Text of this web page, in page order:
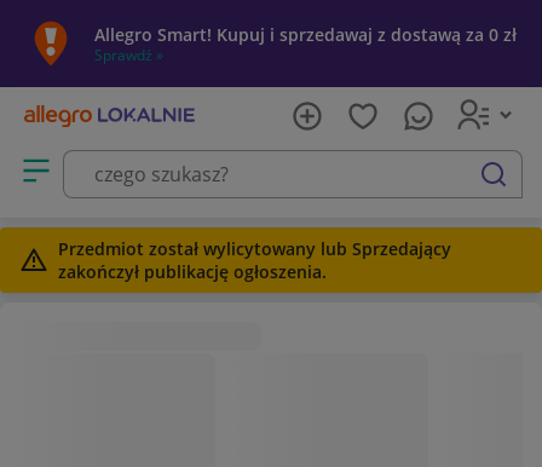
Allegro Smart! Kupuj i sprzedawaj z dostawą za 0 zł
Sprawdź »
Otwórz menu z kategoriami
szukaj
Przedmiot został wylicytowany lub Sprzedający
zakończył publikację ogłoszenia.